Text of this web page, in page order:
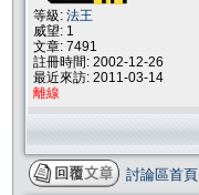
等級: 法王
威望: 1
文章: 7491
註冊時間: 2002-12-26
最近來訪: 2011-03-14
離線
討論區首頁